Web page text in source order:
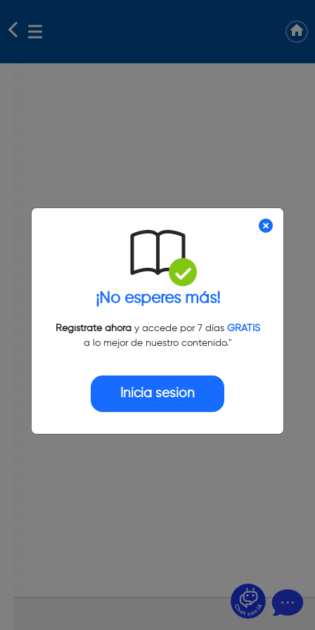
¡No esperes más!
Regístrate ahoray accede por 7 días GRATIS
a lo mejor de nuestro contenido."
Inicia sesión